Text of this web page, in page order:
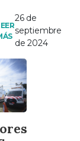
del
la Agencia
26 de
septiembre
de 2024